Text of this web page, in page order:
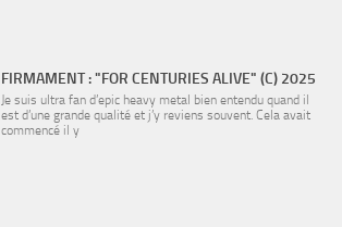
FIRMAMENT : "FOR CENTURIES ALIVE" (C) 2025
Je suis ultra fan d’epic heavy metal bien entendu quand il
est d’une grande qualité et j’y reviens souvent. Cela avait
commencé il y